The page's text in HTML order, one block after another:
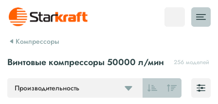
Компрессоры
Винтовые компрессоры 50000 л/мин 256 моделей
Производительность